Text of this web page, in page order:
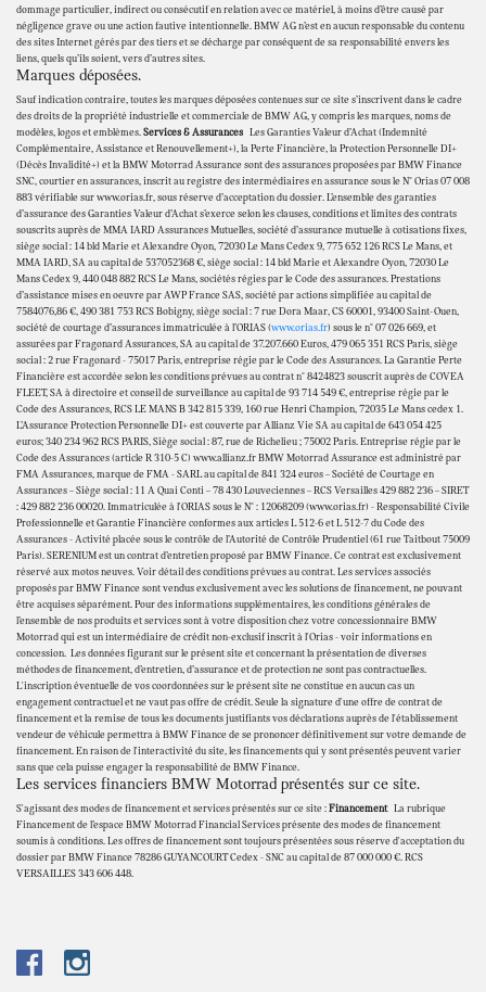
dommage particulier, indirect ou consécutif en relation avec ce matériel, à moins d’être causé par
négligence grave ou une action fautive intentionnelle. BMW AG n’est en aucun responsable du contenu
des sites Internet gérés par des tiers et se décharge par conséquent de sa responsabilité envers les
liens, quels qu’ils soient, vers d’autres sites.
Marques déposées.
Sauf indication contraire, toutes les marques déposées contenues sur ce site s’inscrivent dans le cadre
des droits de la propriété industrielle et commerciale de BMW AG, y compris les marques, noms de
modèles, logos et emblèmes.Services & Assurances Les Garanties Valeur d’Achat (Indemnité
Complémentaire, Assistance et Renouvellement+), la Perte Financière, la Protection Personnelle DI+
(Décès Invalidité+) et la BMW Motorrad Assurance sont des assurances proposées par BMW Finance
SNC, courtier en assurances, inscrit au registre des intermédiaires en assurance sous le N° Orias 07 008
883 vérifiable sur www.orias.fr, sous réserve d’acceptation du dossier. L’ensemble des garanties
d’assurance des Garanties Valeur d’Achat s’exerce selon les clauses, conditions et limites des contrats
souscrits auprès de MMA IARD Assurances Mutuelles, société d’assurance mutuelle à cotisations fixes,
siège social : 14 bld Marie et Alexandre Oyon, 72030 Le Mans Cedex 9, 775 652 126 RCS Le Mans, et
MMA IARD, SA au capital de 537052368 €, siège social : 14 bld Marie et Alexandre Oyon, 72030 Le
Mans Cedex 9, 440 048 882 RCS Le Mans, sociétés régies par le Code des assurances. Prestations
d’assistance mises en oeuvre par AWP France SAS, société par actions simplifiée au capital de
7584076,86 €, 490 381 753 RCS Bobigny, siège social : 7 rue Dora Maar, CS 60001, 93400 Saint-Ouen,
société de courtage d’assurances immatriculée à l’ORIAS (www.orias.fr) sous le n° 07 026 669, et
assurées par Fragonard Assurances, SA au capital de 37.207.660 Euros, 479 065 351 RCS Paris, siège
social : 2 rue Fragonard - 75017 Paris, entreprise régie par le Code des Assurances. La Garantie Perte
Financière est accordée selon les conditions prévues au contrat n° 8424823 souscrit auprès de COVEA
FLEET, SA à directoire et conseil de surveillance au capital de 93 714 549 €, entreprise régie par le
Code des Assurances, RCS LE MANS B 342 815 339, 160 rue Henri Champion, 72035 Le Mans cedex 1.
L’Assurance Protection Personnelle DI+ est couverte par Allianz Vie SA au capital de 643 054 425
euros; 340 234 962 RCS PARIS, Siège social : 87, rue de Richelieu ; 75002 Paris. Entreprise régie par le
Code des Assurances (article R 310-5 C) www.allianz.fr BMW Motorrad Assurance est administré par
FMA Assurances, marque de FMA - SARL au capital de 841 324 euros – Société de Courtage en
Assurances – Siège social : 11 A Quai Conti – 78 430 Louveciennes – RCS Versailles 429 882 236 – SIRET
: 429 882 236 00020. Immatriculée à l'ORIAS sous le N° : 12068209 (www.orias.fr) - Responsabilité Civile
Professionnelle et Garantie Financière conformes aux articles L 512-6 et L 512-7 du Code des
Assurances - Activité placée sous le contrôle de l’Autorité de Contrôle Prudentiel (61 rue Taitbout 75009
Paris). SERENIUM est un contrat d’entretien proposé par BMW Finance. Ce contrat est exclusivement
réservé aux motos neuves. Voir détail des conditions prévues au contrat. Les services associés
proposés par BMW Finance sont vendus exclusivement avec les solutions de financement, ne pouvant
être acquises séparément. Pour des informations supplémentaires, les conditions générales de
l’ensemble de nos produits et services sont à votre disposition chez votre concessionnaire BMW
Motorrad qui est un intermédiaire de crédit non-exclusif inscrit à l'Orias - voir informations en
concession. Les données figurant sur le présent site et concernant la présentation de diverses
méthodes de financement, d’entretien, d’assurance et de protection ne sont pas contractuelles.
L'inscription éventuelle de vos coordonnées sur le présent site ne constitue en aucun cas un
engagement contractuel et ne vaut pas offre de crédit. Seule la signature d'une offre de contrat de
financement et la remise de tous les documents justifiants vos déclarations auprès de l'établissement
vendeur de véhicule permettra à BMW Finance de se prononcer définitivement sur votre demande de
financement. En raison de l'interactivité du site, les financements qui y sont présentés peuvent varier
sans que cela puisse engager la responsabilité de BMW Finance.
Les services financiers BMW Motorrad présentés sur ce site.
S'agissant des modes de financement et services présentés sur ce site :FinancementLa rubrique
Financement de l’espace BMW Motorrad Financial Services présente des modes de financement
soumis à conditions. Les offres de financement sont toujours présentées sous réserve d'acceptation du
dossier par BMW Finance 78286 GUYANCOURT Cedex - SNC au capital de 87 000 000 €. RCS
VERSAILLES 343 606 448.